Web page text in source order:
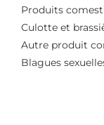
Produits
Culotte et
Autre produit
Blagues